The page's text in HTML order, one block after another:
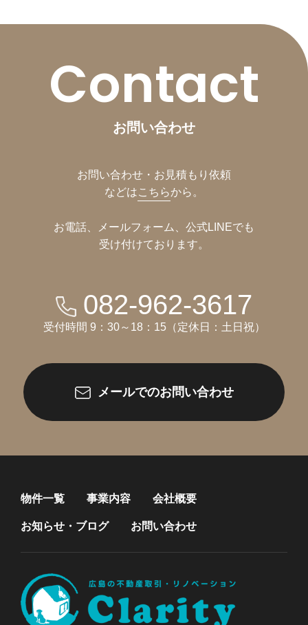
Contact
お問い合わせ
お問い合わせ・お見積もり依頼
などはこちらから。
お電話、メールフォーム、公式LINEでも
受け付けております。
082-962-3617
受付時間 9：30～18：15（定休日：土日祝）
メールでのお問い合わせ
物件一覧 事業内容 会社概要
お知らせ・ブログ お問い合わせ